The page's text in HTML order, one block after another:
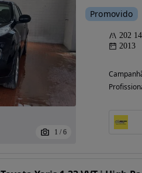
1 / 6
Promovido
202
2013